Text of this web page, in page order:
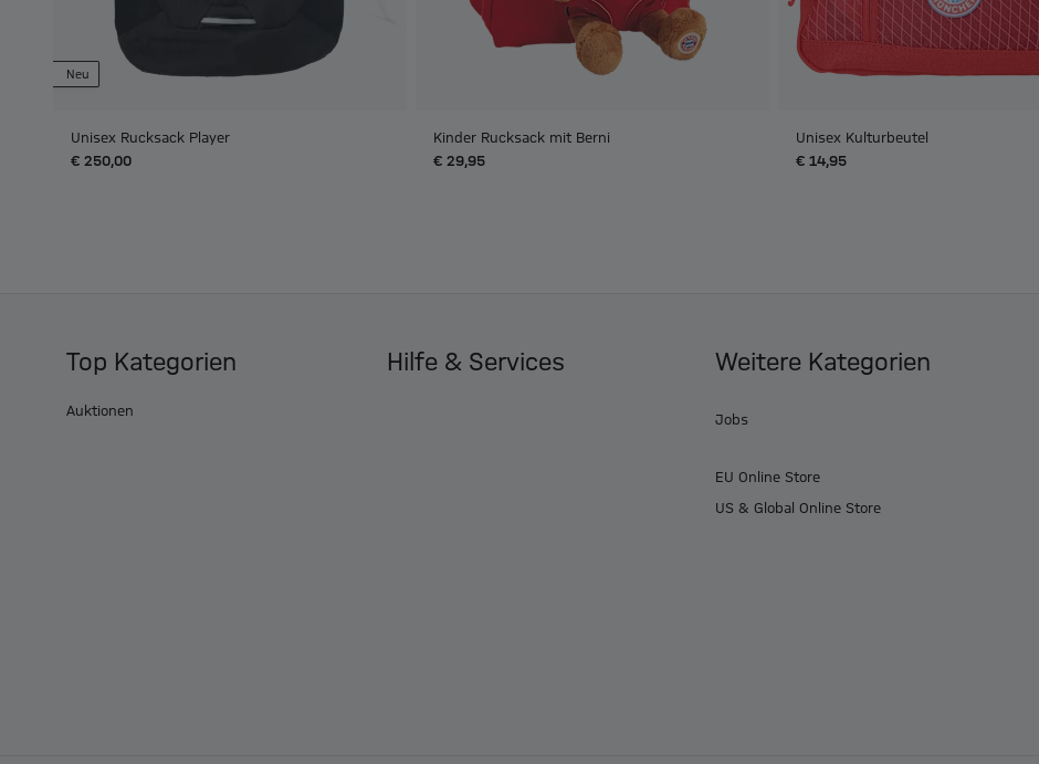
Neu
Unisex Rucksack Player
€ 250,00
Kinder Rucksack mit Berni
€ 29,95
Unisex Kulturbeutel
€ 14,95
Top Kategorien
Auktionen
Hilfe & Services Weitere Kategorien
Jobs
EU Online Store
US & Global Online Store